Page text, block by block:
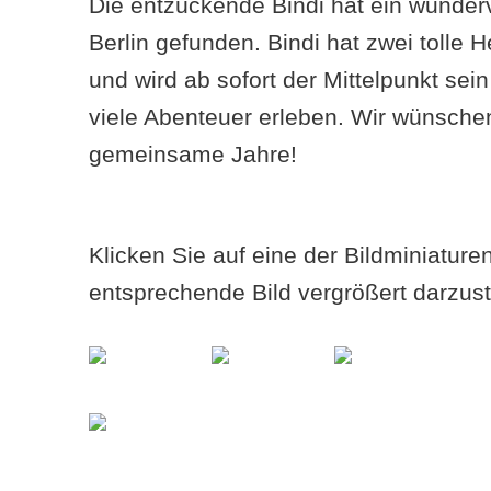
Berlin gefunden. Bindi hat zwei tolle
und wird ab sofort der Mittelpunkt
viele Abenteuer erleben. Wir
gemeinsame Jahre!
Klicken Sie auf eine der
entsprechende Bild vergrößert